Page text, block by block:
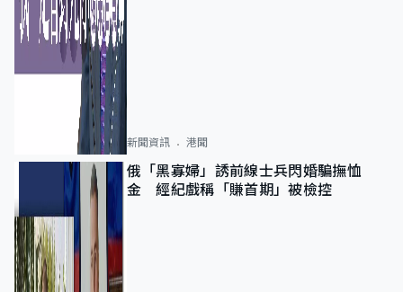
新聞資訊 港聞
俄「黑寡婦」誘前線士兵閃婚騙撫恤
金 經紀戲稱「賺首期」被檢控